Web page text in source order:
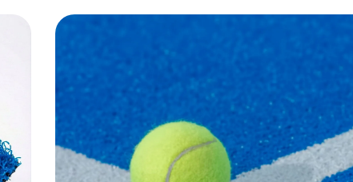
Vigas WPC Exterior